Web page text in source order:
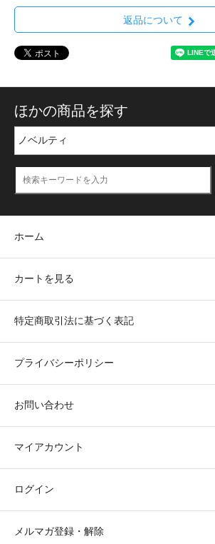
返品について
ほかの商品を探す
ホーム
カートを見る
特定商取引法に基づく表記
プライバシーポリシー
お問い合わせ
マイアカウント
ログイン
メルマガ登録・解除